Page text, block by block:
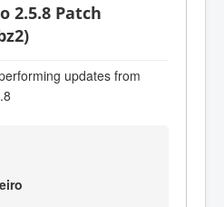
2.5.8 Patch
updates from